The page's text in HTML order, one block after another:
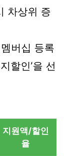
차상위 증
버십 등록
할인’을 선
지원액/할인
율